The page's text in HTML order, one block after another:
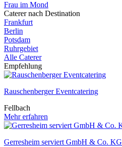
Frau im Mond
Caterer nach Destination
Frankfurt
Berlin
Potsdam
Ruhrgebiet
Alle Caterer
Empfehlung
Rauschenberger Eventcatering
Fellbach
Mehr erfahren
Gerresheim serviert GmbH & Co. KG